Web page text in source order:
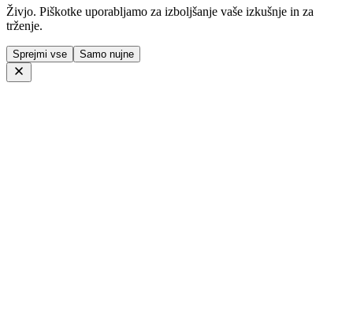
Živjo. Piškotke uporabljamo za izboljšanje vaše izkušnje in za
trženje.
Sprejmi vse Samo nujne